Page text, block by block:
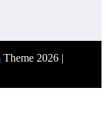
Theme 2026 |